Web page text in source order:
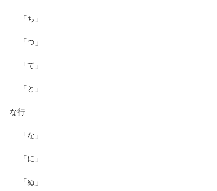
「ち」
「つ」
「て」
「と」
な行
「な」
「に」
「ぬ」